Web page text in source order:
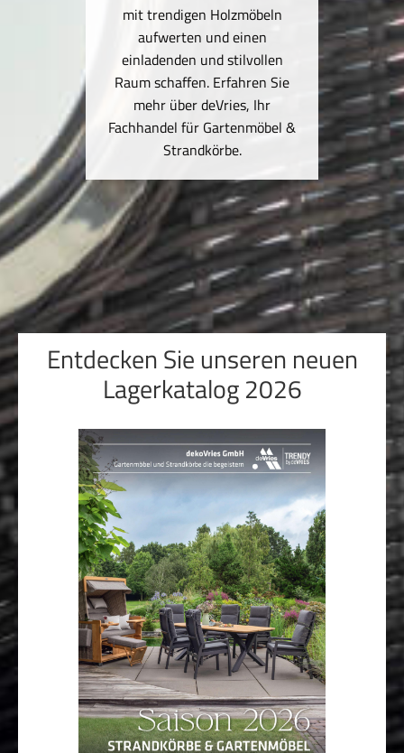
mit trendigen Holzmöbeln
aufwerten und einen
einladenden und stilvollen
Raum schaffen. Erfahren Sie
mehr über deVries, Ihr
Fachhandel für Gartenmöbel &
Strandkörbe.
Entdecken Sie unseren neuen
Lagerkatalog 2026